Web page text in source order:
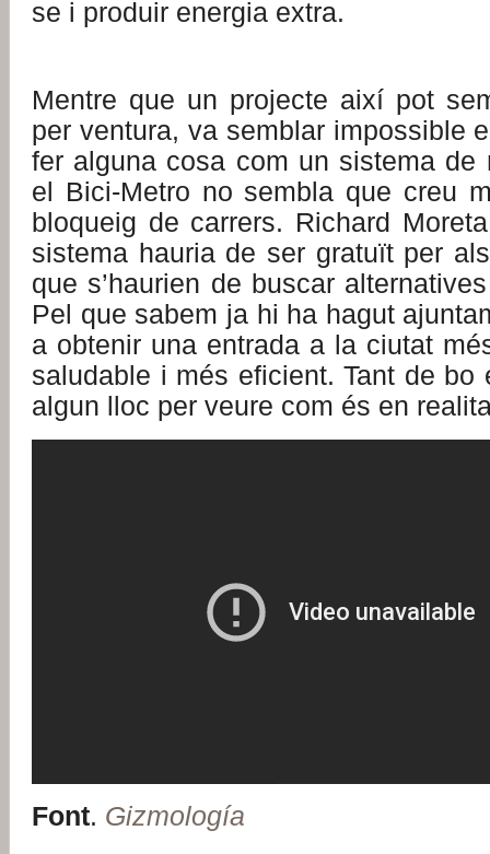
se i produir energia extra.
Mentre que un projecte així pot
per ventura, va semblar impossible
fer alguna cosa com un sistema de
el Bici-Metro no sembla que creu
bloqueig de carrers. Richard
sistema hauria de ser gratuït per
que s’haurien de buscar
Pel que sabem ja hi ha hagut
a obtenir una entrada a la ciutat
saludable i més eficient. Tant de bo
algun lloc per veure com és en
Font. Gizmología